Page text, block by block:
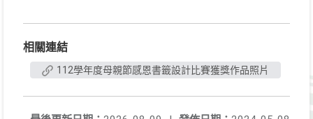
相關連結
112學年度母親節感恩書籤設計比賽獲獎作品照片